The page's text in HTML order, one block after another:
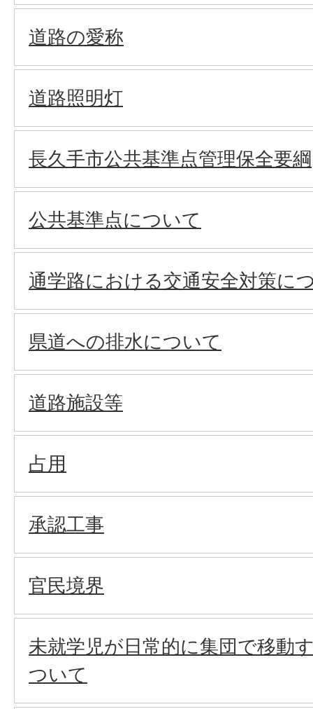
道路の愛称
道路照明灯
長久手市公共基準点管理保全要綱
公共基準点について
通学路における交通安全対策に
県道への排水について
道路施設等
占用
承認工事
官民境界
未就学児が日常的に集団で移動
ついて